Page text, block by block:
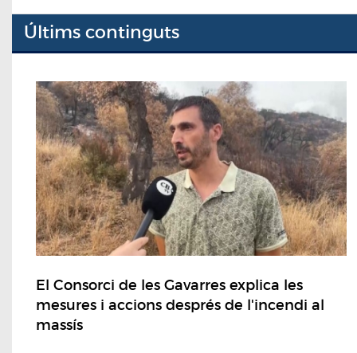
Últims continguts
El Consorci de les Gavarres explica les
mesures i accions després de l'incendi al
massís